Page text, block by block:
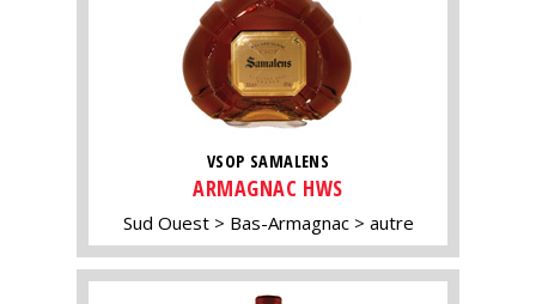
VSOP SAMALENS
ARMAGNAC HWS
Sud Ouest Bas-Armagnac autre